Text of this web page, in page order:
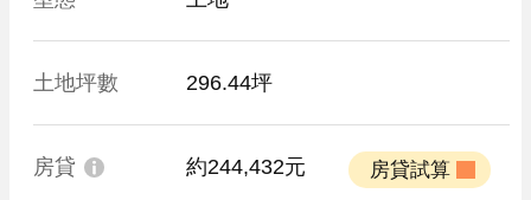
土地坪數 296.44坪
房貸 約244,432元